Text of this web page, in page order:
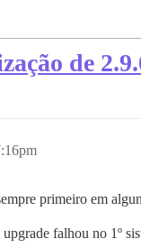
de
primeiro em
falhou no 1º